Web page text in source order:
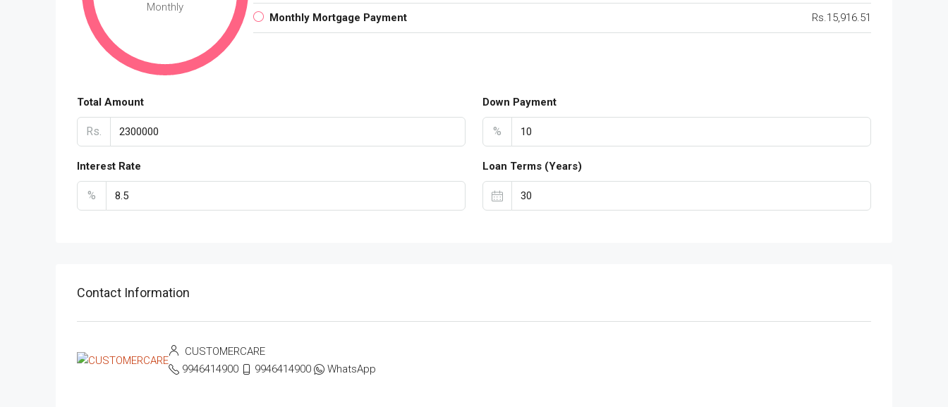
Monthly
Monthly Mortgage Payment Rs.15,916.51
Total Amount
Rs.
Down Payment
%
Interest Rate
%
Loan Terms (Years)
Contact Information
CUSTOMERCARE
9946414900
9946414900 WhatsApp